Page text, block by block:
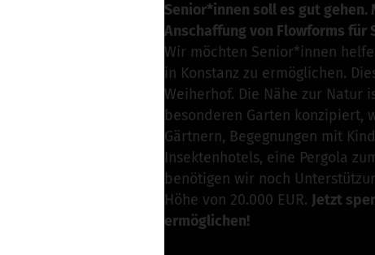
Senior*innen soll es gut gehen.
Anschaffung von Flowforms für
Wir möchten Senior*innen
in Konstanz zu ermöglichen.
Weiherhof. Die Nähe zur
besonderen Garten konzipiert,
Gärtnern, Begegnungen mit
Insektenhotels, eine Pergola
benötigen wir noch
Höhe von 20.000 EUR. Jetzt
ermöglichen!